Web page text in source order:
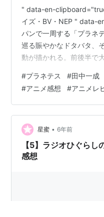
" data-en-
イズ・BV・NEP " data-
パンで一周する「プラネ
巡る賑やかなドタバタ、
動が描かれる。前後半で
#プラネテス #田中一成
#アニメ感想 #アニメレ
星蜜 • 6年前
【5】ラジオひぐら
感想